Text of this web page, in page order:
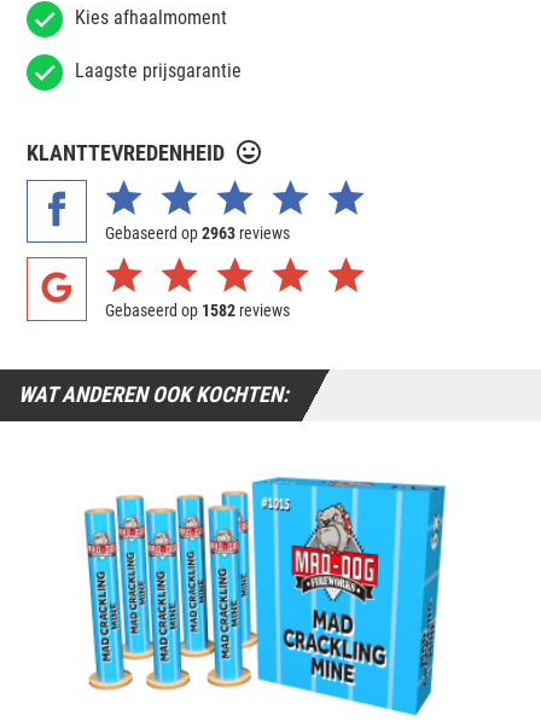
Kies afhaalmoment
Laagste prijsgarantie
KLANTTEVREDENHEID
Gebaseerd op2963 reviews
Gebaseerd op 1582 reviews
WAT ANDEREN OOK KOCHTEN: